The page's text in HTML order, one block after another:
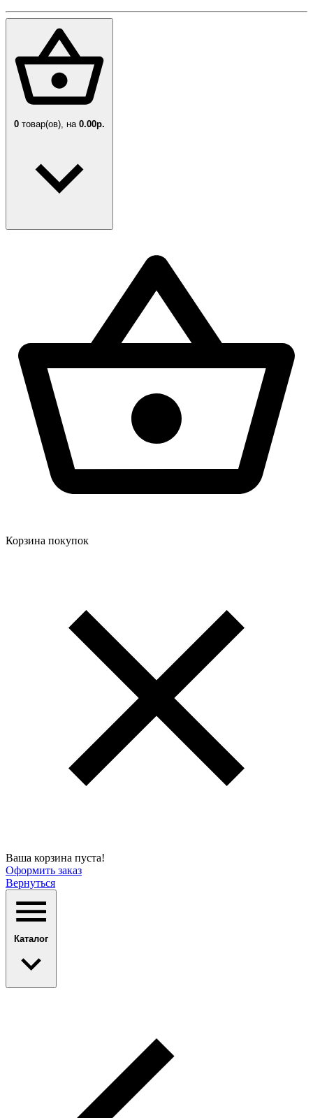
0 товар(ов), на 0.00р.
Корзина покупок
Ваша корзина пуста!
Оформить заказ
Вернуться
Каталог